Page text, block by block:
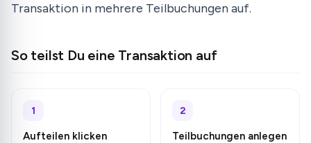
Transaktion in mehrere Teilbuchungen auf.
So teilst Du eine Transaktion auf
1
Aufteilen klicken
2
Teilbuchungen anlegen